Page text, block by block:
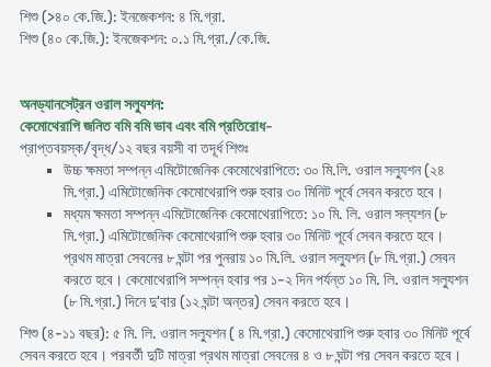
শিশু (>৪০ কে.জি.): ইনজেকশন: ৪ মি.গ্রা.
শিশু (৪০ কে.জি.): ইনজেকশন: ০.১ মি.গ্রা./কে.জি.
অনড্যানসেট্‌রন ওরাল সল্যুশন:
কেমােথেরাপি জনিত বমি বমি ভাব এবং বমি প্রতিরােধ-
প্রাপ্তবয়স্ক/বৃদ্ধ/১২ বছর বয়সী বা তদূর্ধ শিশুঃ
উচ্চ ক্ষমতা সম্পন্ন এমিটোজেনিক কেমােথেরাপিতে: ৩০ মি.লি. ওরাল সল্যুশন (২৪
মি.গ্রা.) এমিটোজেনিক কেমােথেরাপি শুরু হবার ৩০ মিনিট পূর্বে সেবন করতে হবে।
মধ্যম ক্ষমতা সম্পন্ন এমিটোজেনিক কেমােথেরাপিতে: ১০ মি. লি. ওরাল সল্যশন (৮
মি.গ্রা.) এমিটোজেনিক কেমােথেরাপি শুরু হবার ৩০ মিনিট পূর্বে সেবন করতে হবে।
প্রথম মাত্রা সেবনের ৮ ঘন্টা পর পুনরায় ১০ মি.লি. ওরাল সল্যুশন (৮ মি.গ্রা.) সেবন
করতে হবে। কেমােথেরাপি সম্পন্ন হবার পর ১-২ দিন পর্যন্ত ১০ মি. লি. ওরাল সল্যুশন
(৮ মি.গ্রা.) দিনে দু'বার (১২ ঘন্টা অন্তর) সেবন করতে হবে।
শিশু (৪-১১ বছর): ৫ মি. লি. ওরাল সল্যুশন ( ৪ মি.গ্রা.) কেমােথেরাপি শুরু হবার ৩০ মিনিট পূর্বে
সেবন করতে হবে। পরবর্তী দুটি মাত্রা প্রথম মাত্রা সেবনের ৪ ও ৮ ঘন্টা পর সেবন করতে হবে।